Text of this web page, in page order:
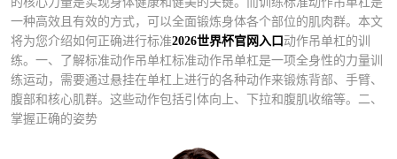
一种高效且有效的方式，可以全面锻炼身体各个部位的肌肉群。本文
将为您介绍如何正确进行标准2026世界杯官网入口动作吊单杠的训
练。一、了解标准动作吊单杠标准动作吊单杠是一项全身性的力量训
练运动，需要通过悬挂在单杠上进行的各种动作来锻炼背部、手臂、
腹部和核心肌群。这些动作包括引体向上、下拉和腹肌收缩等。二、
掌握正确的姿势